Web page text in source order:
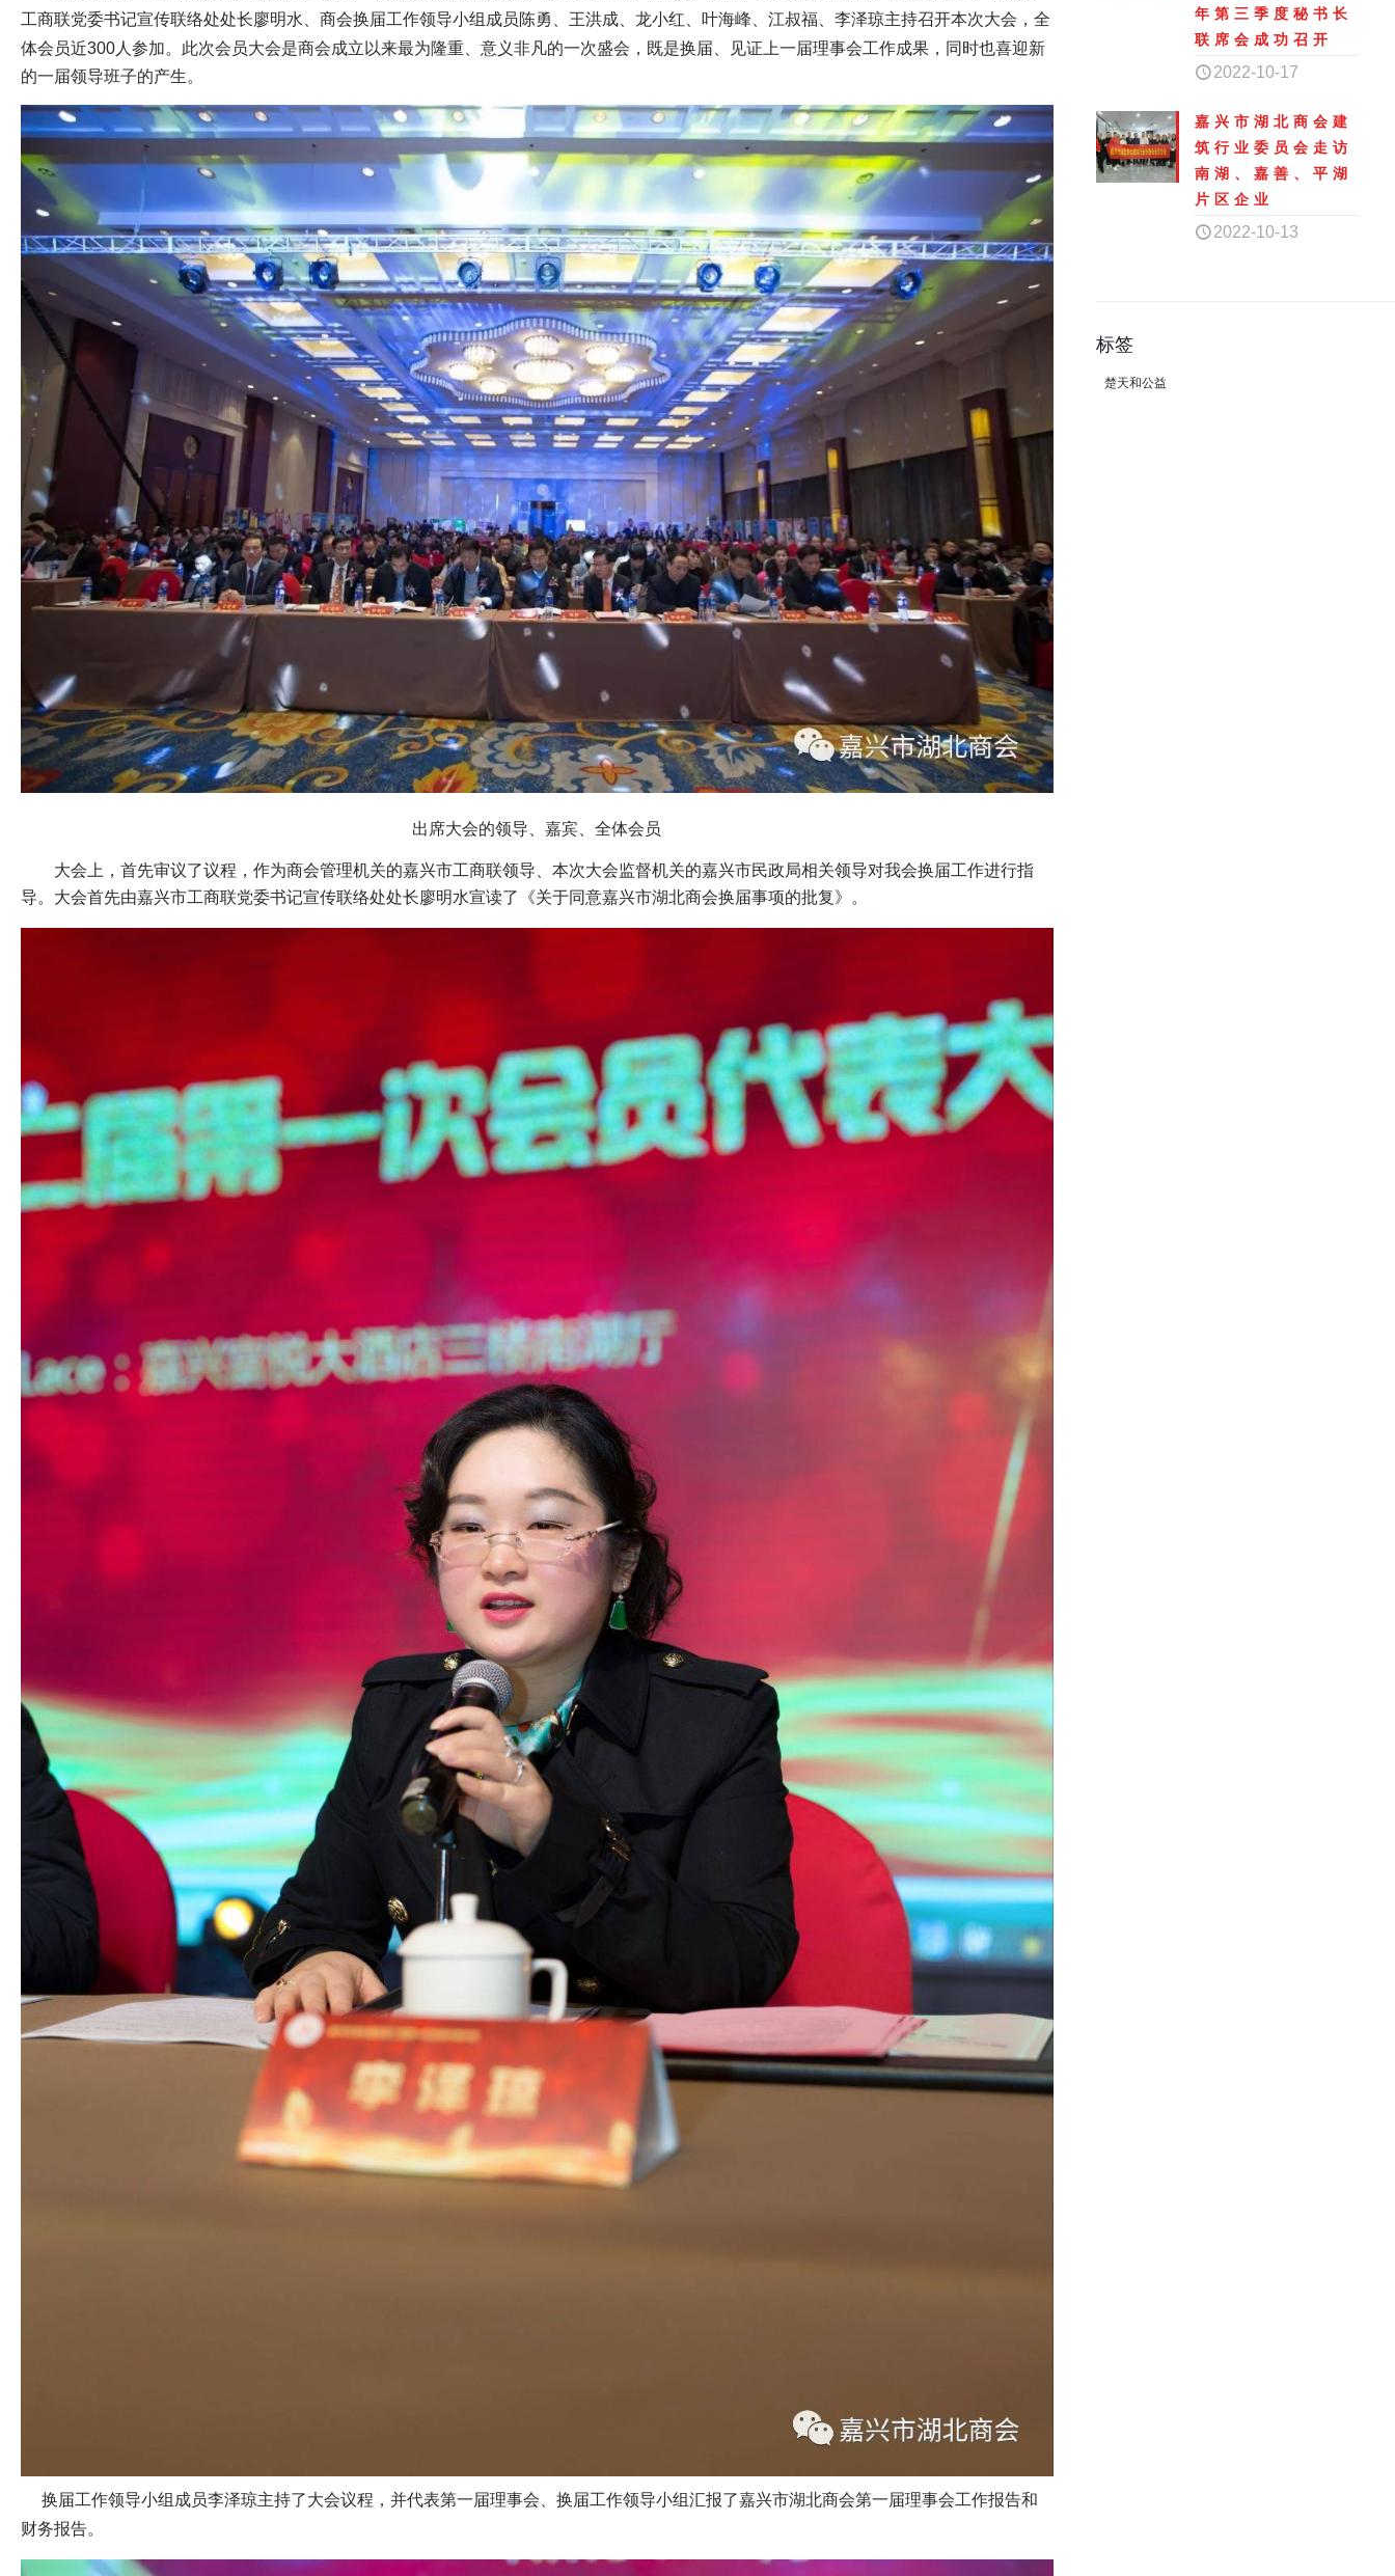
工商联党委书记宣传联络处处长廖明水、商会换届工作领导小组成员陈勇、王洪成、龙小红、 叶海峰、江叔福、李泽琼主持召开本次大会，全
体会员近300人参加。 此次会员大会是商会成立以来最为隆重、意义非凡的一次盛会，既是换届、见证上一届理事会工作成果，同时也喜迎新
的一届领导班子的产生。
出席大会的领导、嘉宾、全体会员
大会上，首先审议了议程，作为商会管理机关的嘉兴市工商联领导、本次大会监督机关的嘉兴市民政局相关领导对我会换届工作进行指
导。大会首先由嘉兴市工商联党委书记宣传联络处处长廖明水宣读了《关于同意嘉兴市湖北商会换届事项的批复》。
换届工作领导小组成员李泽琼主持了大会议程，并代表第一届理事会、换届工作领导小组汇报了嘉兴市湖北商会第一届理事会工作报告和
财务报告。
年第三季度秘书长
联席会成功召开
2022-10-17
嘉兴市湖北商会建
筑行业委员会走访
南湖、嘉善、平湖
片区企业
2022-10-13
标签
楚天和公益